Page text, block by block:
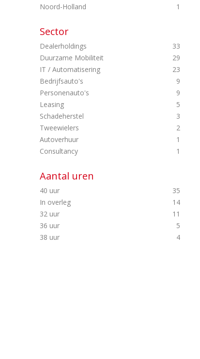
Noord-Holland
1
Sector
Dealerholdings
33
Duurzame Mobiliteit
29
IT / Automatisering
23
Bedrijfsauto's
9
Personenauto's
9
Leasing
5
Schadeherstel
3
Tweewielers
2
Autoverhuur
1
Consultancy
1
Aantal uren
40 uur
35
In overleg
14
32 uur
11
36 uur
5
38 uur
4